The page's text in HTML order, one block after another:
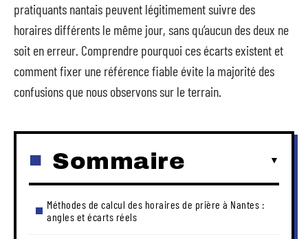
pratiquants nantais peuvent légitimement suivre des
horaires différents le même jour, sans qu’aucun des deux ne
soit en erreur. Comprendre pourquoi ces écarts existent et
comment fixer une référence fiable évite la majorité des
confusions que nous observons sur le terrain.
Sommaire
Méthodes de calcul des horaires de prière à Nantes :
angles et écarts réels